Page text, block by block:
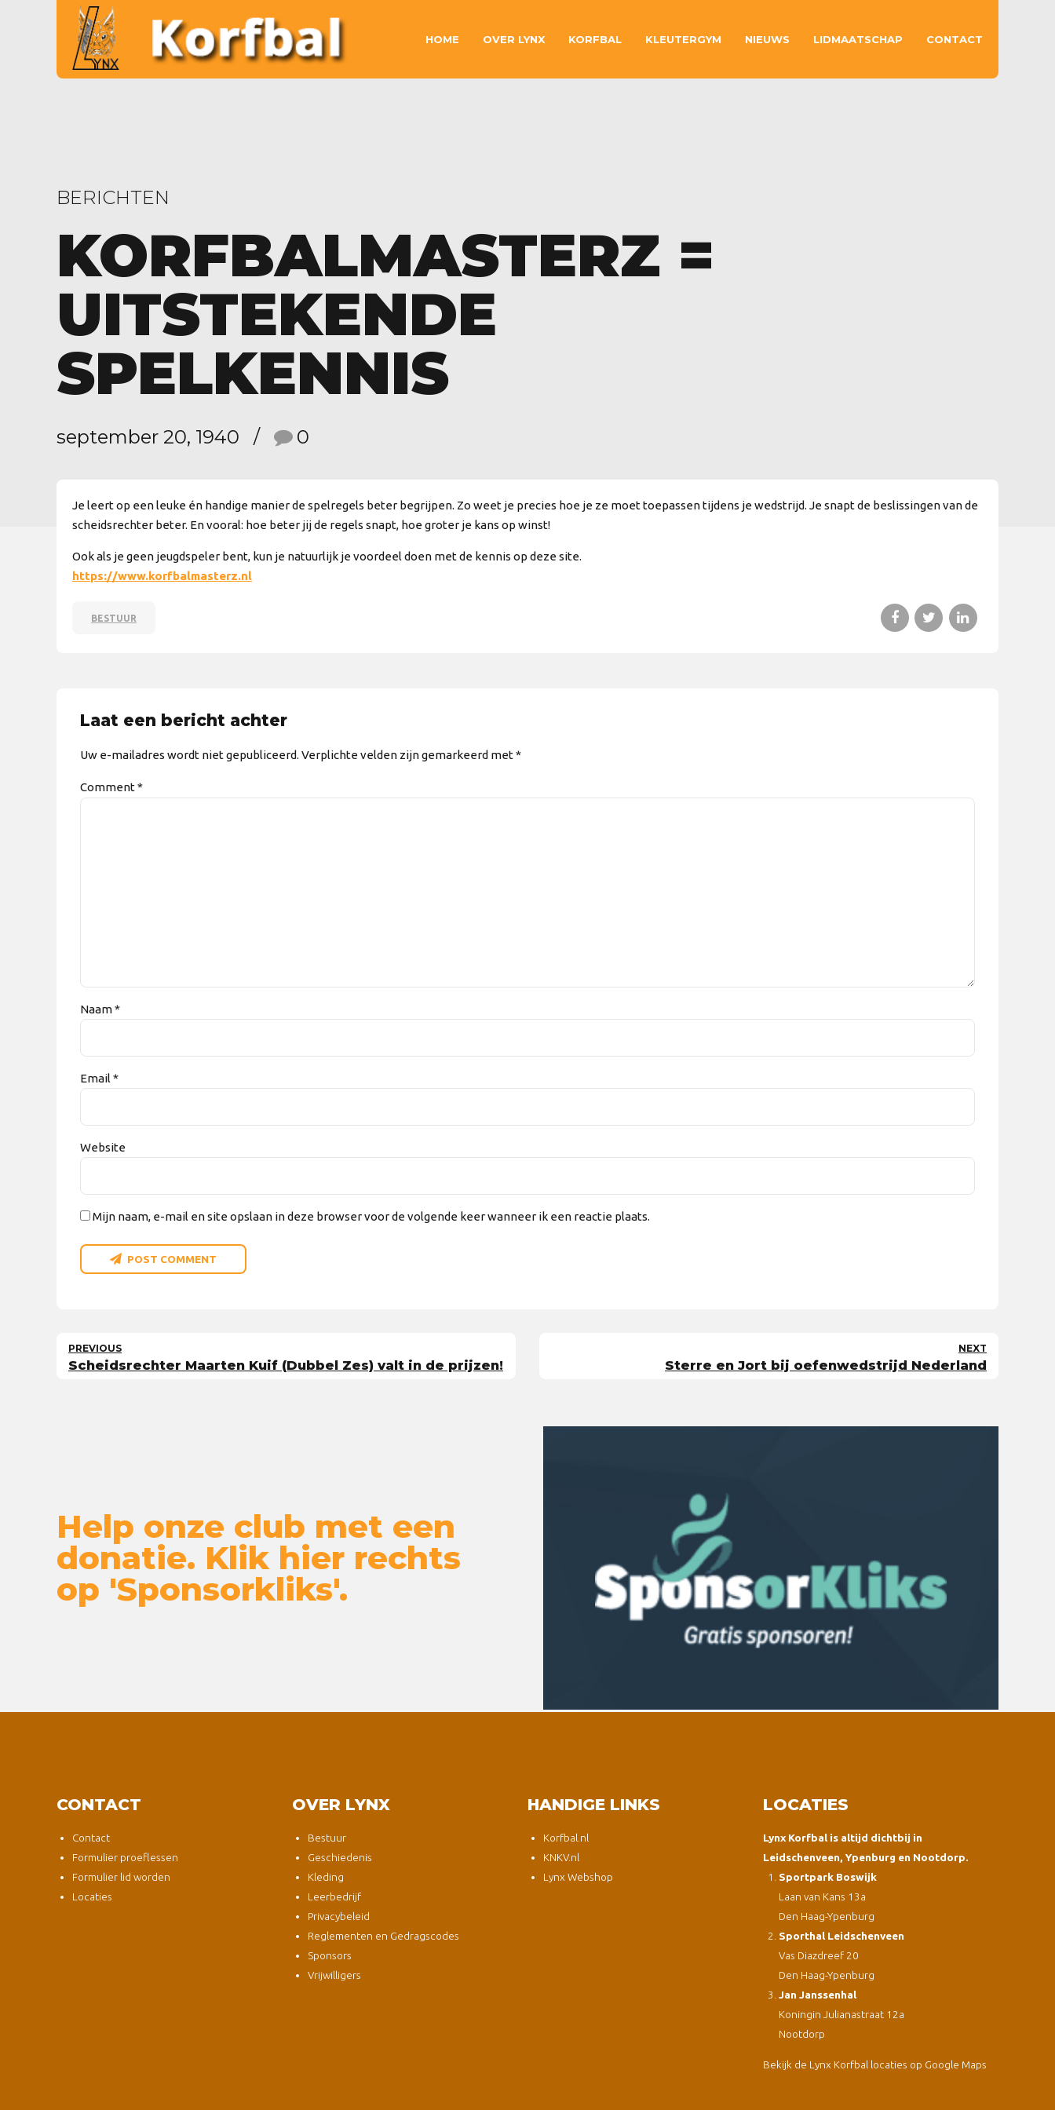
HOME OVER LYNX KORFBAL KLEUTERGYM NIEUWS LIDMAATSCHAP CONTACT
BERICHTEN
KORFBALMASTERZ =
UITSTEKENDE
SPELKENNIS
september 20, 1940 0
Je leert op een leuke én handige manier de spelregels beter begrijpen. Zo weet je precies hoe je ze moet toepassen tijdens je wedstrijd. Je snapt de beslissingen van de
scheidsrechter beter. En vooral: hoe beter jij de regels snapt, hoe groter je kans op winst!
Ook als je geen jeugdspeler bent, kun je natuurlijk je voordeel doen met de kennis op deze site.
https://www.korfbalmasterz.nl
BESTUUR
Laat een bericht achter
Uw e-mailadres wordt niet gepubliceerd. Verplichte velden zijn gemarkeerd met *
Comment*
Naam *
Email *
Website
Mijn naam, e-mail en site opslaan in deze browser voor de volgende keer wanneer ik een reactie plaats.
POST COMMENT
PREVIOUS
Scheidsrechter Maarten Kuif (Dubbel Zes) valt in de prijzen!
NEXT
Sterre en Jort bij oefenwedstrijd Nederland
Help onze club met een
donatie. Klik hier rechts
op 'Sponsorkliks'.
CONTACT
Contact
Formulier proeflessen
Formulier lid worden
Locaties
OVER LYNX
Bestuur
Geschiedenis
Kleding
Leerbedrijf
Privacybeleid
Reglementen en Gedragscodes
Sponsors
Vrijwilligers
HANDIGE LINKS
Korfbal.nl
KNKV.nl
Lynx Webshop
LOCATIES
Lynx Korfbal is altijd dichtbij in
Leidschenveen, Ypenburg en Nootdorp.
Sportpark Boswijk
Laan van Kans 13a
Den Haag-Ypenburg
Sporthal Leidschenveen
Vas Diazdreef 20
Den Haag-Ypenburg
Jan Janssenhal
Koningin Julianastraat 12a
Nootdorp
Bekijk de Lynx Korfbal locaties op Google Maps